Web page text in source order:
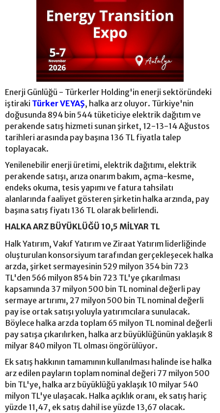
Enerji Günlüğü - Türkerler Holding'in enerji sektöründeki
iştiraki Türker VEYAŞ, halka arz oluyor. Türkiye'nin
doğusunda 894 bin 544 tüketiciye elektrik dağıtım ve
perakende satış hizmeti sunan şirket, 12-13-14 Ağustos
tarihleri arasında pay başına 136 TL fiyatla talep
toplayacak.
Yenilenebilir enerji üretimi, elektrik dağıtımı, elektrik
perakende satışı, arıza onarım bakım, açma-kesme,
endeks okuma, tesis yapımı ve fatura tahsilatı
alanlarında faaliyet gösteren şirketin halka arzında, pay
başına satış fiyatı 136 TL olarak belirlendi.
HALKA ARZ BÜYÜKLÜĞÜ 10,5 MİLYAR TL
Halk Yatırım, Vakıf Yatırım ve Ziraat Yatırım liderliğinde
oluşturulan konsorsiyum tarafından gerçekleşecek halka
arzda, şirket sermayesinin 529 milyon 354 bin 723
TL'den 566 milyon 854 bin 723 TL'ye çıkarılması
kapsamında 37 milyon 500 bin TL nominal değerli pay
sermaye artırımı, 27 milyon 500 bin TL nominal değerli
pay ise ortak satışı yoluyla yatırımcılara sunulacak.
Böylece halka arzda toplam 65 milyon TL nominal değerli
pay satışa çıkarılırken, halka arz büyüklüğünün yaklaşık 8
milyar 840 milyon TL olması öngörülüyor.
Ek satış hakkının tamamının kullanılması halinde ise halka
arz edilen payların toplam nominal değeri 77 milyon 500
bin TL'ye, halka arz büyüklüğü yaklaşık 10 milyar 540
milyon TL'ye ulaşacak. Halka açıklık oranı, ek satış hariç
yüzde 11,47, ek satış dahil ise yüzde 13,67 olacak.